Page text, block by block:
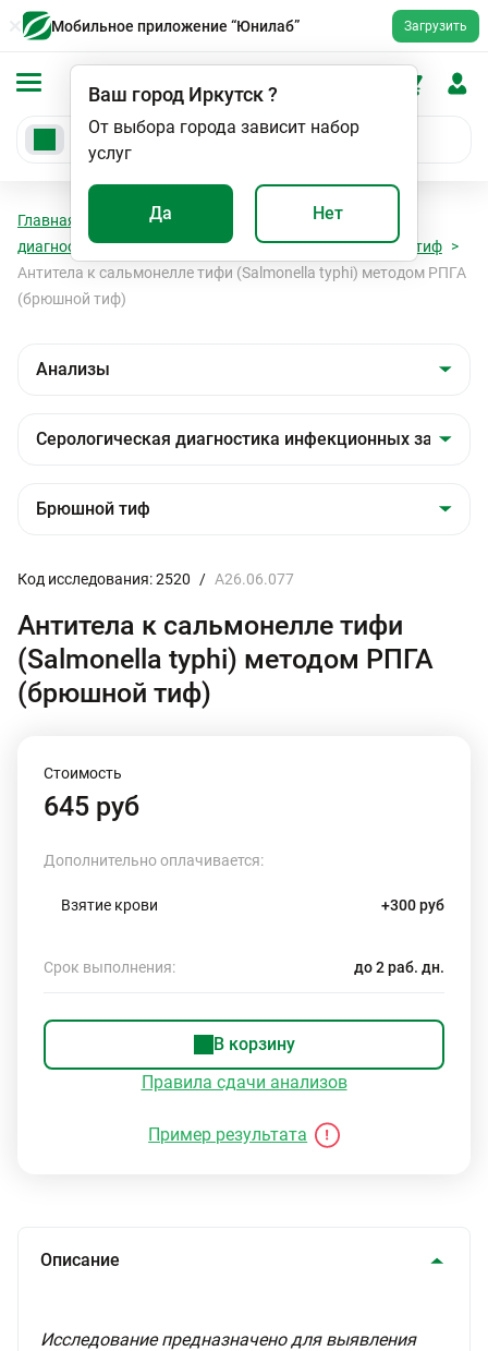
Мобильное приложение “Юнилаб” Загрузить
Ваш город Иркутск?
От выбора города зависит набор
услуг
Да Нет
Главная Анализы
Серологическая
диагностика инфекционных заболеваний
Брюшной тиф
Антитела к сальмонелле тифи (Salmonella typhi) методом РПГА
(брюшной тиф)
Код исследования: 2520 / A26.06.077
Антитела к сальмонелле тифи
(Salmonella typhi) методом РПГА
(брюшной тиф)
Стоимость
645 руб
Дополнительно оплачивается:
Взятие крови +300 руб
Срок выполнения: до 2 раб. дн.
В корзину
Правила сдачи анализов
Пример результата
Описание
Исследование предназначено для выявления